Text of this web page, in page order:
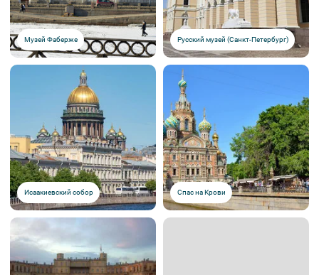
Музей Фаберже Русский музей (Санкт-Петербург)
Исаакиевский собор Спас на Крови